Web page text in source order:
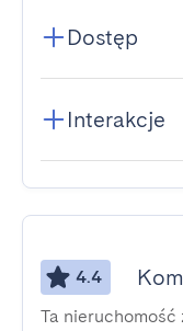
Dostęp
Interakcje
4.4
Ta nieruchomość